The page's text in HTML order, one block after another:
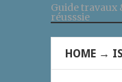
Guide travaux
réusssie
HOME →